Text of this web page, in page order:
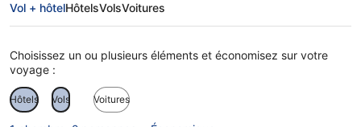
Vol + hôtelHôtelsVolsVoitures
Choisissez un ou plusieurs éléments et économisez sur votre
voyage :
Hôtels Vols Voitures